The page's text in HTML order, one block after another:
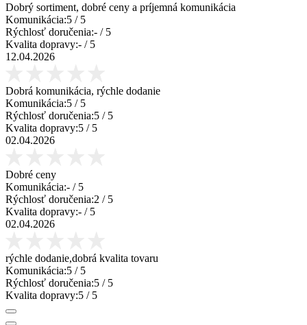
Dobrý sortiment, dobré ceny a príjemná komunikácia
Komunikácia:5 / 5
Rýchlosť doručenia:- / 5
Kvalita dopravy:- / 5
12.04.2026
Dobrá komunikácia, rýchle dodanie
Komunikácia:5 / 5
Rýchlosť doručenia:5 / 5
Kvalita dopravy:5 / 5
02.04.2026
Dobré ceny
Komunikácia:- / 5
Rýchlosť doručenia:2 / 5
Kvalita dopravy:- / 5
02.04.2026
rýchle dodanie,dobrá kvalita tovaru
Komunikácia:5 / 5
Rýchlosť doručenia:5 / 5
Kvalita dopravy:5 / 5